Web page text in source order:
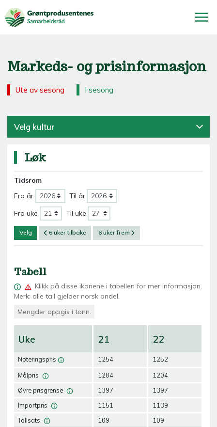
Markeds- og prisinformasjon
Ute av sesong I sesong
Velg kultur
Løk
Tidsrom
Fra år
Til år
Fra uke Til uke
Velg 6 uker tilbake 6 uker frem
Tabell
Klikk på disse ikonene i tabellen for mer informasjon.
Merk: alle tall gjelder norsk andel.
Mengder oppgis i tonn.
Uke
Noteringspris
Målpris
Øvre prisgrense
Importpris
Tollsats
21
1254
1204
1397
1151
109
22
1252
1204
1397
1139
109